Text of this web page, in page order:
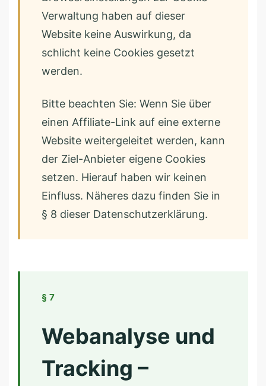
Verwaltung haben auf dieser
Website keine Auswirkung, da
schlicht keine Cookies gesetzt
werden.
Bitte beachten Sie: Wenn Sie über
einen Affiliate-Link auf eine externe
Website weitergeleitet werden, kann
der Ziel-Anbieter eigene Cookies
setzen. Hierauf haben wir keinen
Einfluss. Näheres dazu finden Sie in
§ 8 dieser Datenschutzerklärung.
§ 7
Webanalyse und
Tracking –